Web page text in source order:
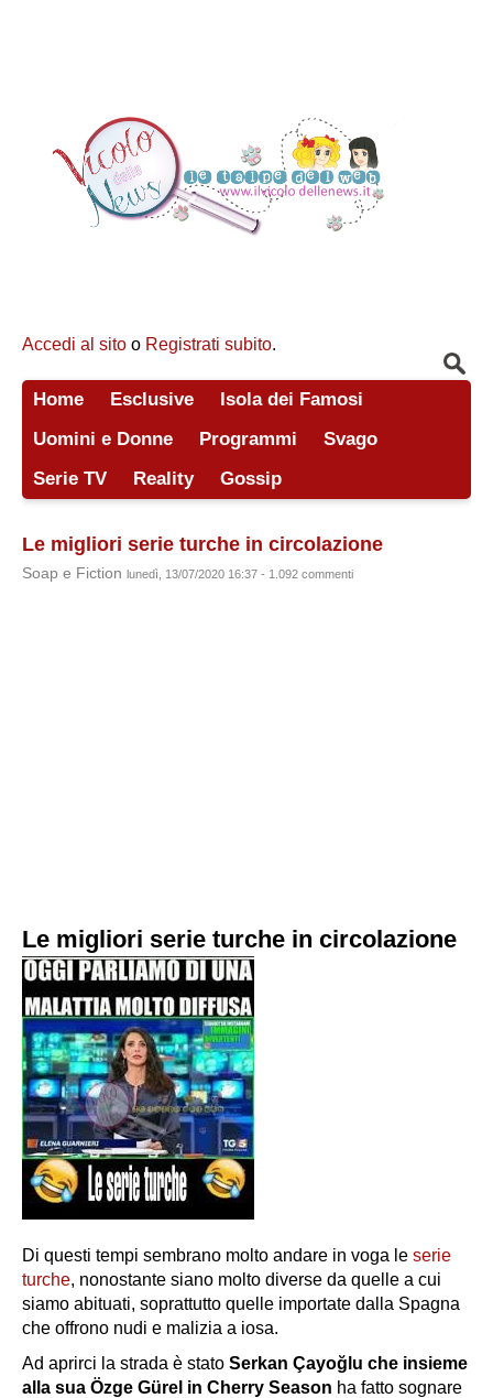
Accedi al sito o Registrati subito.
Home Esclusive
Isola dei Famosi
Uomini e Donne
Programmi
Svago
Serie TV
Reality Gossip
Le migliori serie turche in circolazione
Soap e Fiction lunedì, 13/07/2020 16:37 - 1.092 commenti
Le migliori serie turche in circolazione
Di questi tempi sembrano molto andare in voga le serie
turche, nonostante siano molto diverse da quelle a cui
siamo abituati, soprattutto quelle importate dalla Spagna
che offrono nudi e malizia a iosa.
Ad aprirci la strada è stato Serkan Çayoğlu che insieme
alla sua Özge Gürel in Cherry Season ha fatto sognare